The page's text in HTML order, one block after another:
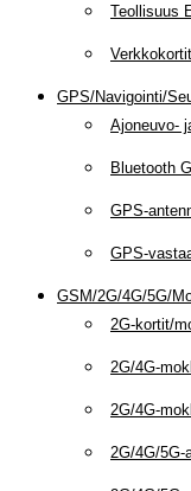
Teollisuus
Verkkokortit
GPS/Navigointi/
Ajoneuvo-
Bluetooth
GPS-
GPS-
GSM/2G/4G/5G/
2G-kortit/
2G/4G-
2G/4G-
2G/4G/5G-